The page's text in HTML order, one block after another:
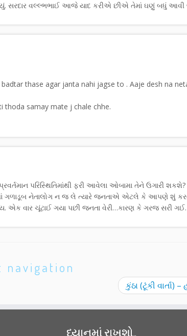
સરદાર વલ્લ્ભભાઈ આજે યાદ કરીએ છીએ તેમાં ઘણું બધું
thase agar janta nahi jagse to . Aaje desh na
thoda samay mate j chale chhe.
પ્રવર્તમાન પરિસ્થિતિમાંથી ફરી આવેલા ઓબામા તેને ઉગારી
ગળાડૂબ નેતાલોગ ન જ લે ત્યારે જનતાએ એટલે કે આપણે શું
વાર ચૂંટાઈ ગયા પછી જનતા વેરી…કારણ કે ગરજ સરી
navigation
કુંઠા (ટૂંકી વાર્તા)
ધ્યાનમાં રાખશો..